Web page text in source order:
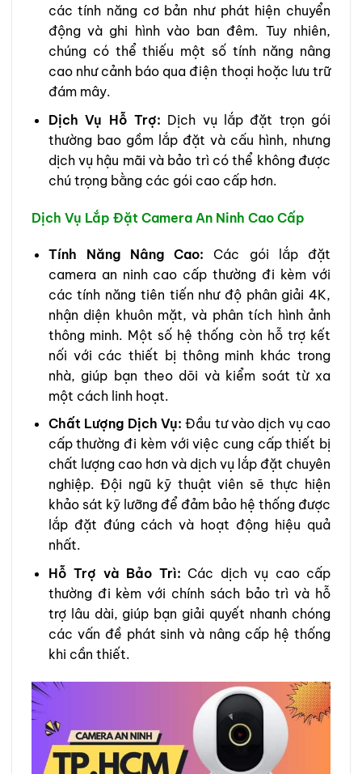
các tính năng cơ bản như phát hiện chuyển
động và ghi hình vào ban đêm. Tuy nhiên,
chúng có thể thiếu một số tính năng nâng
cao như cảnh báo qua điện thoại hoặc lưu trữ
đám mây.
Dịch Vụ Hỗ Trợ: Dịch vụ lắp đặt trọn gói
thường bao gồm lắp đặt và cấu hình, nhưng
dịch vụ hậu mãi và bảo trì có thể không được
chú trọng bằng các gói cao cấp hơn.
Dịch Vụ Lắp Đặt Camera An Ninh Cao Cấp
Tính Năng Nâng Cao: Các gói lắp đặt
camera an ninh cao cấp thường đi kèm với
các tính năng tiên tiến như độ phân giải 4K,
nhận diện khuôn mặt, và phân tích hình ảnh
thông minh. Một số hệ thống còn hỗ trợ kết
nối với các thiết bị thông minh khác trong
nhà, giúp bạn theo dõi và kiểm soát từ xa
một cách linh hoạt.
Chất Lượng Dịch Vụ: Đầu tư vào dịch vụ cao
cấp thường đi kèm với việc cung cấp thiết bị
chất lượng cao hơn và dịch vụ lắp đặt chuyên
nghiệp. Đội ngũ kỹ thuật viên sẽ thực hiện
khảo sát kỹ lưỡng để đảm bảo hệ thống được
lắp đặt đúng cách và hoạt động hiệu quả
nhất.
Hỗ Trợ và Bảo Trì: Các dịch vụ cao cấp
thường đi kèm với chính sách bảo trì và hỗ
trợ lâu dài, giúp bạn giải quyết nhanh chóng
các vấn đề phát sinh và nâng cấp hệ thống
khi cần thiết.